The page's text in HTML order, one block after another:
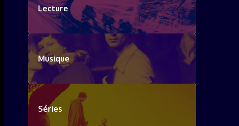
Lecture
Musique
Séries